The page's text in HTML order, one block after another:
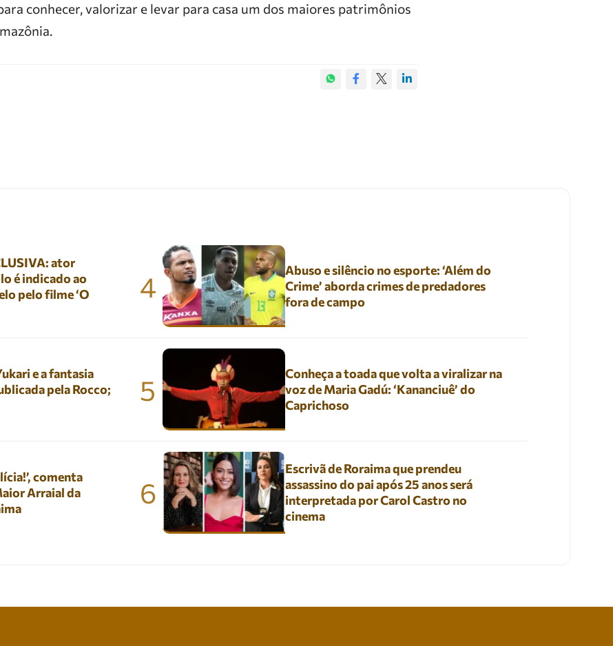
conhecer, valorizar e levar para casa um dos maiores patrimônios
ator
é indicado ao
pelo filme ‘O
e a fantasia
pela Rocco;
comenta
Arraial da
4
Abuso e silêncio no esporte: ‘Além do
Crime’ aborda crimes de predadores
fora de campo
5
Conheça a toada que volta a viralizar na
voz de Maria Gadú: ‘Kananciuê’ do
Caprichoso
6
Escrivã de Roraima que prendeu
assassino do pai após 25 anos será
interpretada por Carol Castro no
cinema